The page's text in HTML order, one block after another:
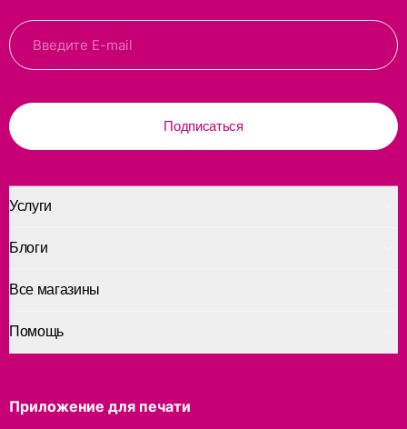
Подписаться
Услуги
Помощь
Блоги
Все магазины
Приложение для печати